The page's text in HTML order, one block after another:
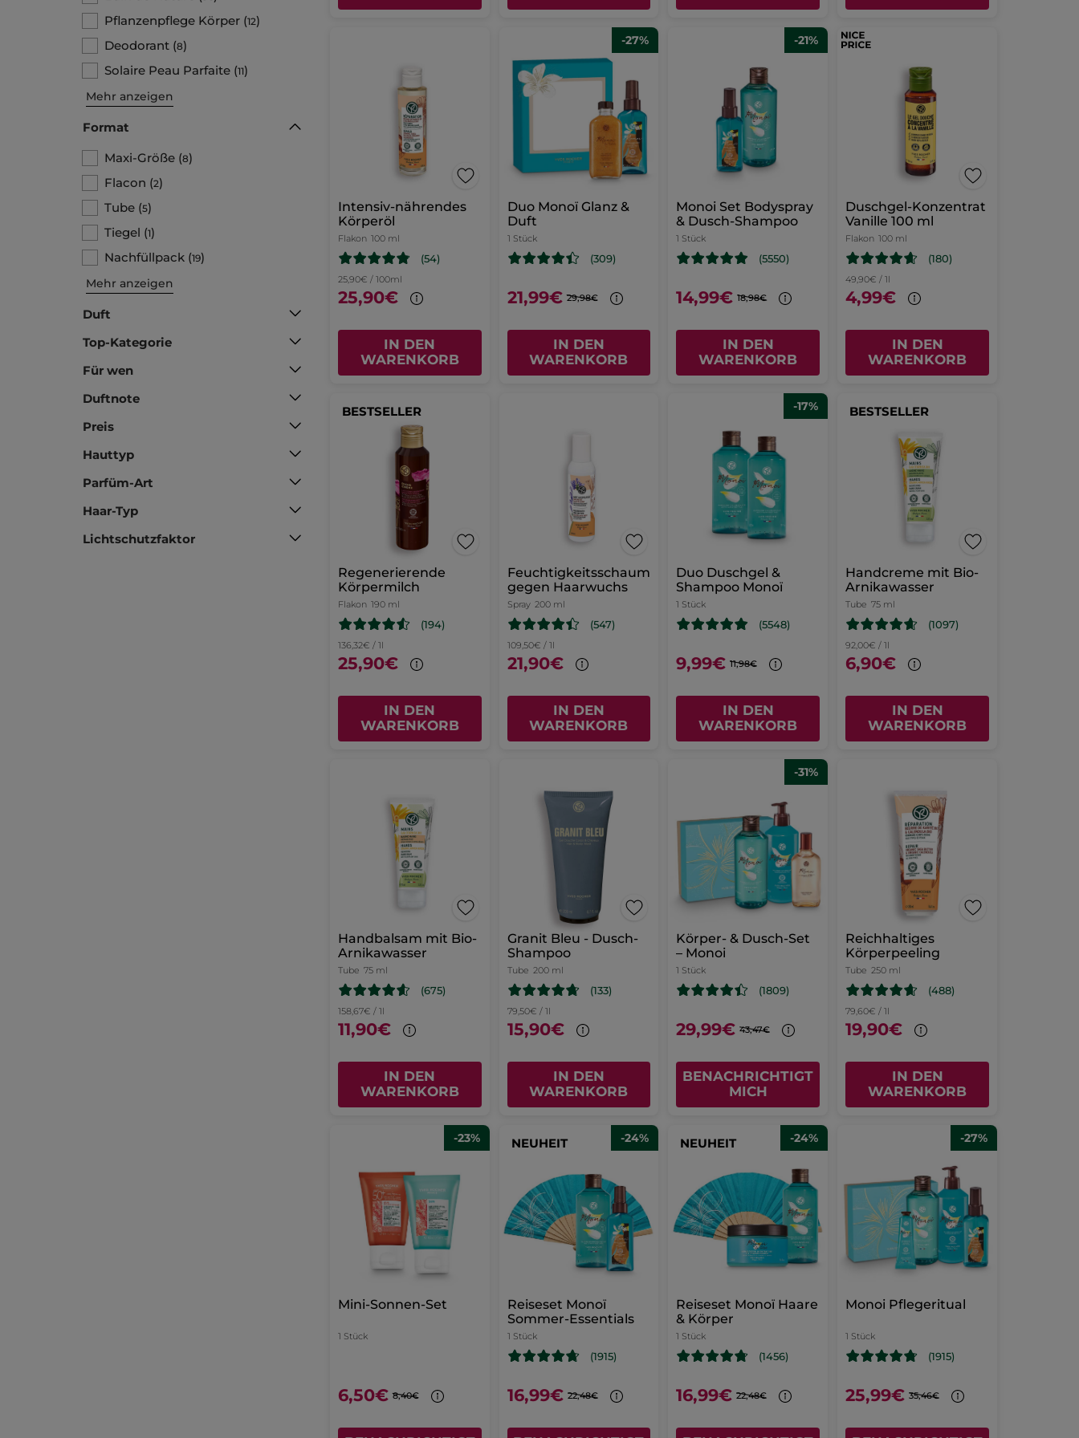
Pflanzenpflege Körper (12)
Deodorant (8)
Solaire Peau Parfaite (11)
Mehr anzeigen
Format
Maxi-Größe (8)
Flacon (2)
Tube (5)
Tiegel (1)
Nachfüllpack (19)
Mehr anzeigen
Duft
Top-Kategorie
Für wen
Duftnote
Preis
Hauttyp
Parfüm-Art
Haar-Typ
Lichtschutzfaktor
Intensiv-nährendes
Körperöl
Flakon 100 ml
(54)
25,90€ / 100ml
25,90€
IN DEN
WARENKORB
-27%
Duo Monoï Glanz &
Duft
1 Stück
(309)
21,99€ 29,98€
IN DEN
WARENKORB
-21%
Monoi Set Bodyspray
& Dusch-Shampoo
1 Stück
(5550)
14,99€ 18,98€
IN DEN
WARENKORB
Duschgel-Konzentrat
Vanille 100 ml
Flakon 100 ml
(180)
49,90€ / 1l
4,99€
IN DEN
WARENKORB
BESTSELLER
Regenerierende
Körpermilch
Flakon 190 ml
(194)
136,32€ / 1l
25,90€
IN DEN
WARENKORB
Feuchtigkeitsschaum
gegen Haarwuchs
Spray 200 ml
(547)
109,50€ / 1l
21,90€
IN DEN
WARENKORB
-17%
Duo Duschgel &
Shampoo Monoï
1 Stück
(5548)
9,99€ 11,98€
IN DEN
WARENKORB
BESTSELLER
Handcreme mit Bio-
Arnikawasser
Tube 75 ml
(1097)
92,00€ / 1l
6,90€
IN DEN
WARENKORB
Handbalsam mit Bio-
Arnikawasser
Tube 75 ml
(675)
158,67€ / 1l
11,90€
IN DEN
WARENKORB
Granit Bleu - Dusch-
Shampoo
Tube 200 ml
(133)
79,50€ / 1l
15,90€
IN DEN
WARENKORB
-31%
Körper- & Dusch-Set
– Monoi
1 Stück
(1809)
29,99€ 43,47€
BENACHRICHTIGT
MICH
Reichhaltiges
Körperpeeling
Tube 250 ml
(488)
79,60€ / 1l
19,90€
IN DEN
WARENKORB
-23%
Mini-Sonnen-Set
1 Stück
6,50€ 8,40€
NEUHEIT -24%
Reiseset Monoï
Sommer-Essentials
1 Stück
(1915)
16,99€ 22,48€
NEUHEIT -24%
Reiseset Monoï Haare
& Körper
1 Stück
(1456)
16,99€ 22,48€
-27%
Monoi Pflegeritual
1 Stück
(1915)
25,99€ 35,46€